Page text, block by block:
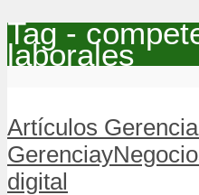
Tag -
laborales
Artículos
digital